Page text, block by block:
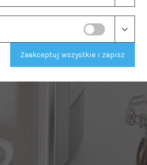
Zaakceptuj wszystkie i zapisz